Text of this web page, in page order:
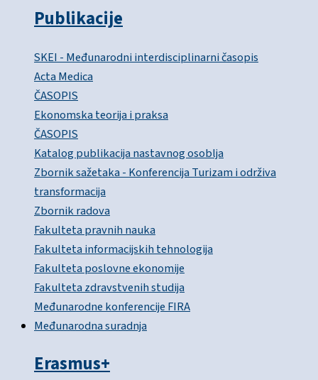
Publikacije
SKEI - Međunarodni interdisciplinarni časopis
Acta Medica
ČASOPIS
Ekonomska teorija i praksa
ČASOPIS
Katalog publikacija nastavnog osoblja
Zbornik sažetaka - Konferencija Turizam i održiva
transformacija
Zbornik radova
Fakulteta pravnih nauka
Fakulteta informacijskih tehnologija
Fakulteta poslovne ekonomije
Fakulteta zdravstvenih studija
Međunarodne konferencije FIRA
Međunarodna suradnja
Erasmus+